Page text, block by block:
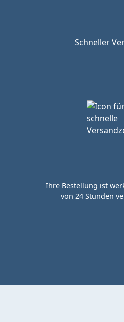
Schneller
Ihre Bestellung ist
von 24 Stunden